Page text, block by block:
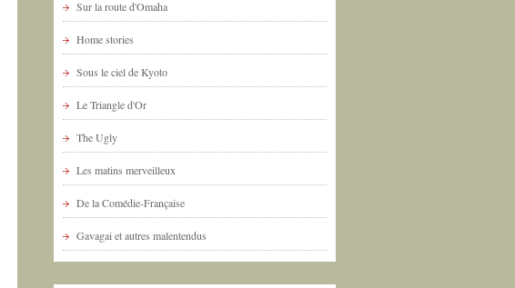
Sur la route d'Omaha
Home stories
Sous le ciel de Kyoto
Le Triangle d'Or
The Ugly
Les matins merveilleux
De la Comédie-Française
Gavagai et autres malentendus